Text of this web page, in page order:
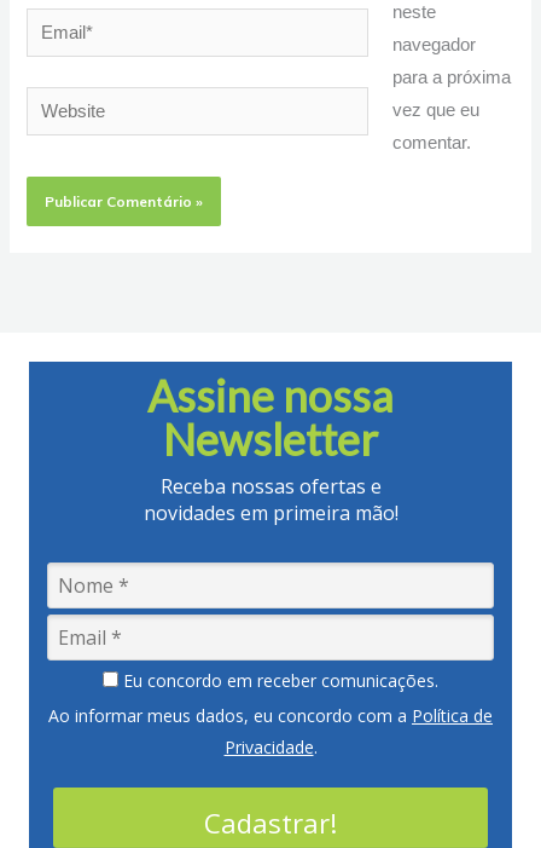
Email*
Website
neste
navegador
para a próxima
vez que eu
comentar.
Assine nossa
Newsletter
Receba nossas ofertas e
novidades em primeira mão!
Eu concordo em receber comunicações.
Ao informar meus dados, eu concordo com a Política de
Privacidade.
Cadastrar!